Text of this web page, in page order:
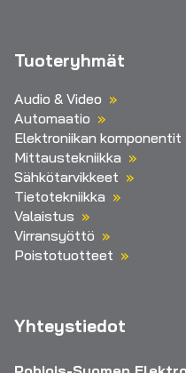
Tuoteryhmät
Audio & Video
Automaatio
Elektroniikan komponentit
Mittaustekniikka
Sähkötarvikkeet
Tietotekniikka
Valaistus
Virransyöttö
Poistotuotteet
Yhteystiedot